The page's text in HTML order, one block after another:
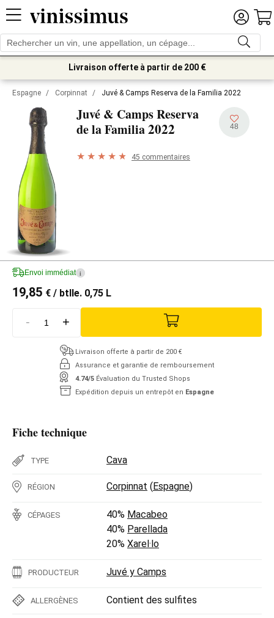
Livraison offerte à partir de 200 €
Espagne / Corpinnat / Juvé & Camps Reserva de la Familia 2022
Juvé & Camps Reserva
de la Familia2022 48
45 commentaires
Envoi immédiat i
19,85 € / btlle. 0,75 L
- +
Livraison offerte à partir de 200 €
Assurance et garantie de remboursement
4.74/5 Évaluation du Trusted Shops
Expédition depuis un entrepôt en Espagne
Fiche technique
TYPE Cava
RÉGION Corpinnat (Espagne)
CÉPAGES 40% Macabeo
40% Parellada
20% Xarel·lo
PRODUCTEUR Juvé y Camps
ALLERGÈNES Contient des sulfites